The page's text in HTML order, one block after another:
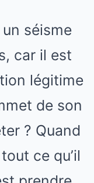
séisme
car il est
légitime
de son
? Quand
ce qu’il